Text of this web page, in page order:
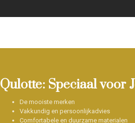
Qulotte: Speciaal voor
De mooiste merken
Vakkundig en persoonlijkadvies
Comfortabele en duurzame materialen